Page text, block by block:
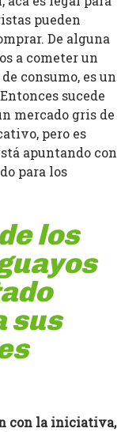
pueden
De alguna
a cometer un
consumo, es un
sucede
mercado gris de
pero es
apuntando con
para los
los
sus
con la iniciativa,